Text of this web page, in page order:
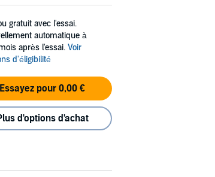
gratuit avec l'essai.
automatique à
après l'essai. Voir
d'éligibilité
Essayez pour 0,00 €
d'options d'achat